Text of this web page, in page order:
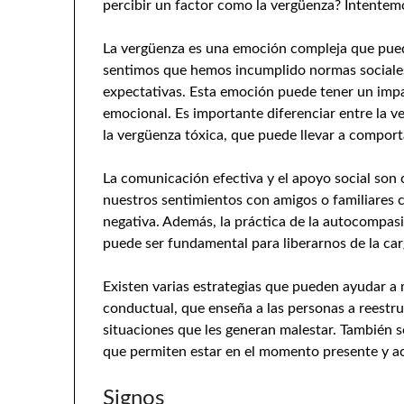
percibir un factor como la vergüenza?
La vergüenza es una emoción compleja que
sentimos que hemos incumplido normas
expectativas. Esta emoción puede tener un
emocional. Es importante diferenciar entre la
la vergüenza tóxica, que puede llevar a
La comunicación efectiva y el apoyo social
nuestros sentimientos con amigos o familiares
negativa. Además, la práctica de la
puede ser fundamental para liberarnos de la
Existen varias estrategias que pueden ayudar
conductual, que enseña a las personas a
situaciones que les generan malestar.
que permiten estar en el momento presente y
Signos